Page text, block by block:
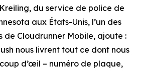
du service de police de
aux États-Unis, l’un des
de Cloudrunner Mobile, ajoute :
nous livrent tout ce dont nous
d’œil – numéro de plaque,